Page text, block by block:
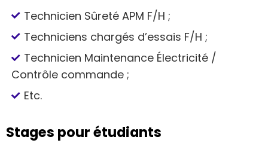
Technicien Sûreté APM F/H ;
Techniciens chargés d’essais F/H ;
Technicien Maintenance Électricité /
Contrôle commande ;
Etc.
Stages pour étudiants